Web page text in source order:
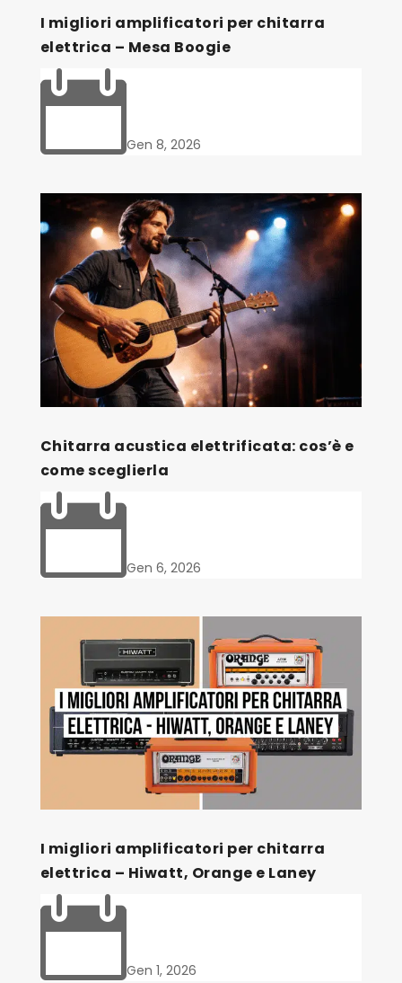
I migliori amplificatori per chitarra
elettrica – Mesa Boogie
Gen 8, 2026
Chitarra acustica elettrificata: cos’è e
come sceglierla
Gen 6, 2026
I migliori amplificatori per chitarra
elettrica – Hiwatt, Orange e Laney
Gen 1, 2026